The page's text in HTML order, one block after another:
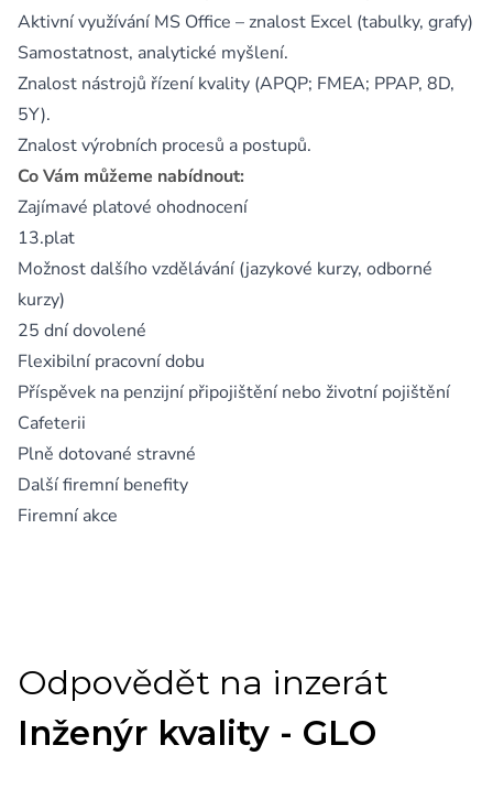
Aktivní využívání MS Office – znalost Excel (tabulky, grafy)
Samostatnost, analytické myšlení.
Znalost nástrojů řízení kvality (APQP; FMEA; PPAP, 8D,
5Y).
Znalost výrobních procesů a postupů.
Co Vám můžeme nabídnout:
Zajímavé platové ohodnocení
13.plat
Možnost dalšího vzdělávání (jazykové kurzy, odborné
kurzy)
25 dní dovolené
Flexibilní pracovní dobu
Příspěvek na penzijní připojištění nebo životní pojištění
Cafeterii
Plně dotované stravné
Další firemní benefity
Firemní akce